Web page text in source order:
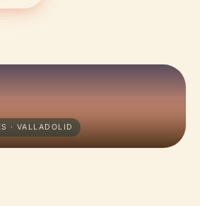
· VALLADOLID